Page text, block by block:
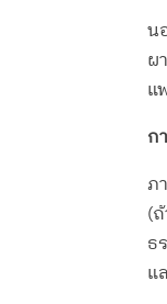
น
ผ
แ
ก
ภ
(
ธ
แ